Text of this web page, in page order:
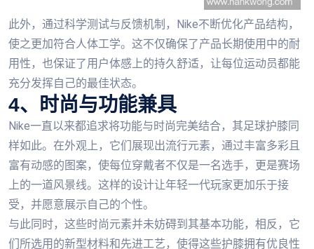
此外，通过科学测试与反馈机制，Nike不断优化产品结构，
使之更加符合人体工学。这不仅确保了产品长期使用中的耐
用性，也保证了用户体感上的持久舒适，让每位运动员都能
充分发挥自己的最佳状态。
4、时尚与功能兼具
Nike一直以来都追求将功能与时尚完美结合，其足球护膝同
样如此。在外观上，它们展现出流行元素，通过丰富多彩且
富有动感的图案，使每位穿戴者不仅是一名选手，更是赛场
上的一道风景线。这样的设计让年轻一代玩家更加乐于接
受，并愿意展示自己的个性。
与此同时，这些时尚元素并未妨碍到其基本功能，相反，它
们所选用的新型材料和先进工艺，使得这些护膝拥有优良性